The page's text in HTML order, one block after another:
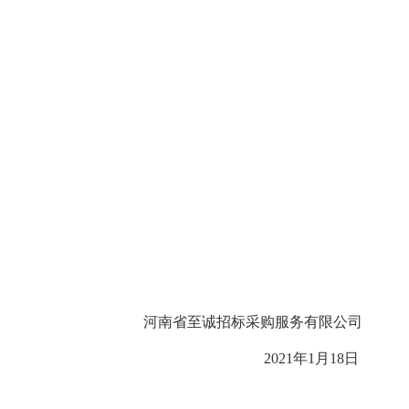
河南省至诚招标采购服务有限公司
2021年1月18日